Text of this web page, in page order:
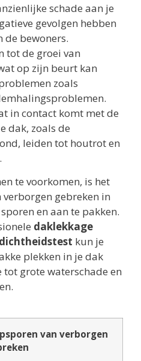
schade aan je
gevolgen hebben
de bewoners.
tot de groei van
op zijn beurt kan
zoals
in contact komt met de
dak, zoals de
leiden tot houtrot en
te voorkomen, is het
gebreken in
en aan te pakken.
daklekkage
kun je
plekken in je dak
grote waterschade en
van verborgen